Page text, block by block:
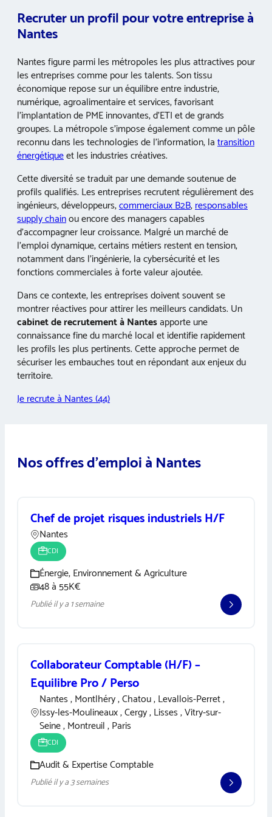
Recruter un profil pour votre entreprise à
Nantes
Nantes figure parmi les métropoles les plus attractives pour
les entreprises comme pour les talents. Son tissu
économique repose sur un équilibre entre industrie,
numérique, agroalimentaire et services, favorisant
l’implantation de PME innovantes, d’ETI et de grands
groupes. La métropole s’impose également comme un pôle
reconnu dans les technologies de l’information, latransition
énergétiqueet les industries créatives.
Cette diversité se traduit par une demande soutenue de
profils qualifiés. Les entreprises recrutent régulièrement des
ingénieurs, développeurs,commerciaux B2B,responsables
supply chainou encore des managers capables
d’accompagner leur croissance. Malgré un marché de
l’emploi dynamique, certains métiers restent en tension,
notamment dans l’ingénierie, la cybersécurité et les
fonctions commerciales à forte valeur ajoutée.
Dans ce contexte, les entreprises doivent souvent se
montrer réactives pour attirer les meilleurs candidats. Un
cabinet de recrutement à Nantesapporte une
connaissance fine du marché local et identifie rapidement
les profils les plus pertinents. Cette approche permet de
sécuriser les embauches tout en répondant aux enjeux du
territoire.
Je recrute à Nantes (44)
Nos offres d’emploi à Nantes
Chef de projet risques industriels H/F
Nantes
CDI
Énergie, Environnement & Agriculture
48 à 55K€
Publié il y a 1 semaine
Collaborateur Comptable (H/F) –
Equilibre Pro / Perso
Nantes , Montlhéry , Chatou , Levallois-Perret ,
Issy-les-Moulineaux , Cergy , Lisses , Vitry-sur-
Seine , Montreuil , Paris
CDI
Audit & Expertise Comptable
Publié il y a 3 semaines